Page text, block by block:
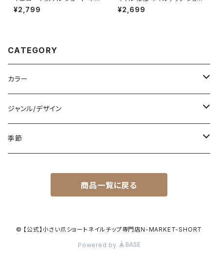
ルチップ 付け爪 檸檬 ゴールド
金 ニュアンス 20代 30代 40代
¥2,799
ト ピンク色 派手 ギャルっぽい
キャバ嬢 チャラい 不真面目 通
¥2,699
CATEGORY
カラー
白
黒
黄色
ジャンル/デザイン
シンプル
星柄
季節
商品一覧に戻る
© 【公式】小さい爪ショートネイルチップ専門店N-MARKET-SHORT
Powered by